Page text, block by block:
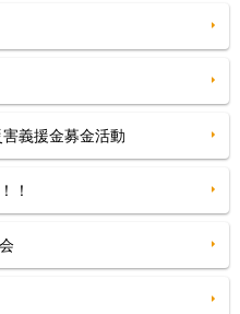
義援金募金活動
！